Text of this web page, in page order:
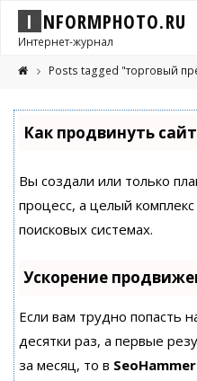
I NFORMPHOTO.RU
Интернет-журнал
Posts tagged "торговый
Как продвинуть
Вы создали или только
процесс, а целый
поисковых системах.
Ускорение
Если вам трудно попасть
десятки раз, а первые
за месяц, то в SeoHammer